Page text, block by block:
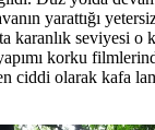
yarattığı
karanlık seviyesi o
korku
ciddi olarak kafa